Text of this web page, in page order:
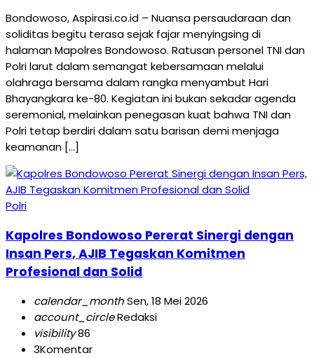
Bondowoso, Aspirasi.co.id – Nuansa persaudaraan dan
soliditas begitu terasa sejak fajar menyingsing di
halaman Mapolres Bondowoso. Ratusan personel TNI dan
Polri larut dalam semangat kebersamaan melalui
olahraga bersama dalam rangka menyambut Hari
Bhayangkara ke-80. Kegiatan ini bukan sekadar agenda
seremonial, melainkan penegasan kuat bahwa TNI dan
Polri tetap berdiri dalam satu barisan demi menjaga
keamanan […]
Polri
Kapolres Bondowoso Pererat Sinergi dengan
Insan Pers, AJIB Tegaskan Komitmen
Profesional dan Solid
calendar_monthSen, 18 Mei 2026
account_circleRedaksi
visibility86
3Komentar